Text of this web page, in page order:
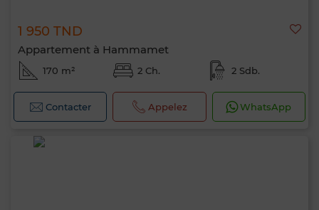
1 950 TND
Appartement à Hammamet
170 m² 2 Ch. 2 Sdb.
Contacter Appelez WhatsApp